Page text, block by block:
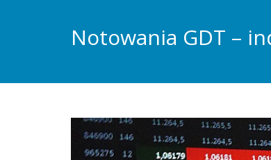
Notowania GDT –